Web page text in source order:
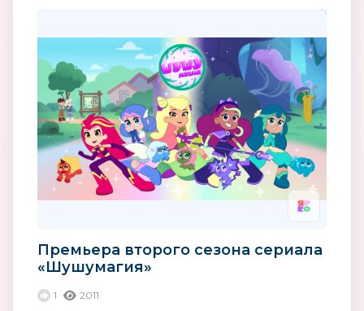
Премьера второго сезона сериала
«Шушумагия»
1 2011